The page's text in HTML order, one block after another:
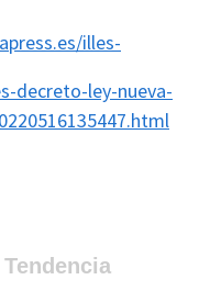
illes-
decreto-ley-nueva-
Tendencia